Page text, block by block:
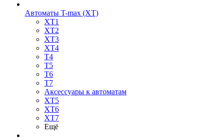
Автоматы T-max (XT)
XT1
XT2
XT3
XT4
T4
T5
T6
T7
Аксессуары к автоматам
XT5
XT6
XT7
Ещё